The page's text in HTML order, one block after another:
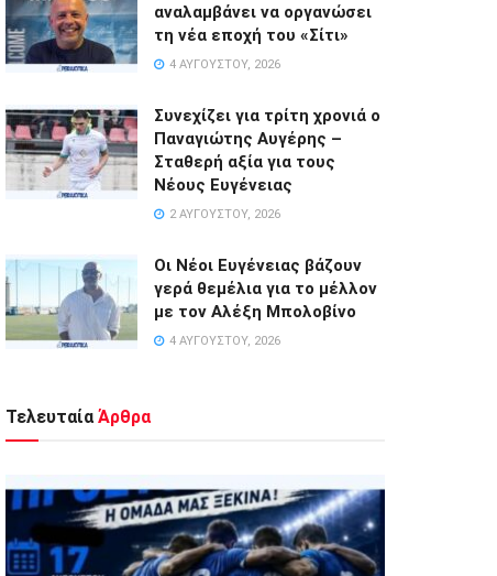
αναλαμβάνει να οργανώσει
τη νέα εποχή του «Σίτι»
4 ΑΥΓΟΎΣΤΟΥ, 2026
Συνεχίζει για τρίτη χρονιά ο
Παναγιώτης Αυγέρης –
Σταθερή αξία για τους
Νέους Ευγένειας
2 ΑΥΓΟΎΣΤΟΥ, 2026
Οι Νέοι Ευγένειας βάζουν
γερά θεμέλια για το μέλλον
με τον Αλέξη Μπολοβίνο
4 ΑΥΓΟΎΣΤΟΥ, 2026
Τελευταία Άρθρα